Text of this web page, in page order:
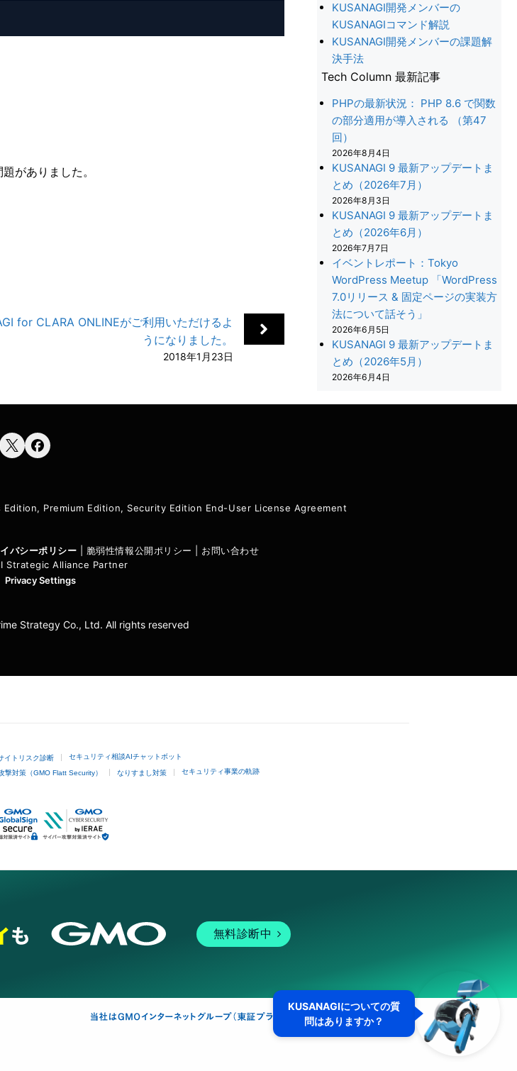
がありました。
for CLARA ONLINEがご利用いただけるよ
うになりました。
2018年1月23日
KUSANAGI開発メンバーの
KUSANAGIコマンド解説
KUSANAGI開発メンバーの課題解
決手法
Tech Column 最新記事
PHPの最新状況： PHP 8.6 で関数
の部分適用が導入される （第47
回）
2026年8月4日
KUSANAGI 9 最新アップデートま
とめ（2026年7月）
2026年8月3日
KUSANAGI 9 最新アップデートま
とめ（2026年6月）
2026年7月7日
イベントレポート：Tokyo
WordPress Meetup 「WordPress
7.0リリース & 固定ページの実装方
法について話そう」
2026年6月5日
KUSANAGI 9 最新アップデートま
とめ（2026年5月）
2026年6月4日
Edition, Premium Edition, Security Edition End-User License Agreement
バシーポリシー 脆弱性情報公開ポリシー
お問い合わせ
Strategic Alliance Partner
Privacy Settings
Strategy Co., Ltd. All rights reserved
イトリスク診断 セキュリティ相談AIチャットボット
撃対策（GMO Flatt Security） なりすまし対策 セキュリティ事業の軌跡
無料診断中
KUSANAGIについての質
問はありますか？
A- A+